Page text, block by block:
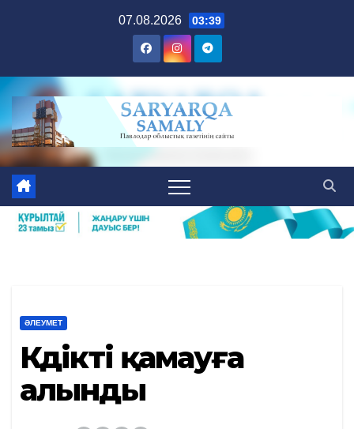
07.08.2026 03:39
ӘЛЕУМЕТ
Күдікті қамауға
алынды